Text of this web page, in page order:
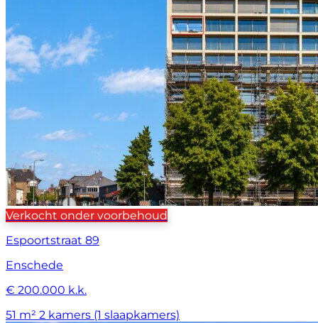
Verkocht onder voorbehoud
Espoortstraat 89
Enschede
€ 200.000 k.k.
51 m² 2 kamers (1 slaapkamers)